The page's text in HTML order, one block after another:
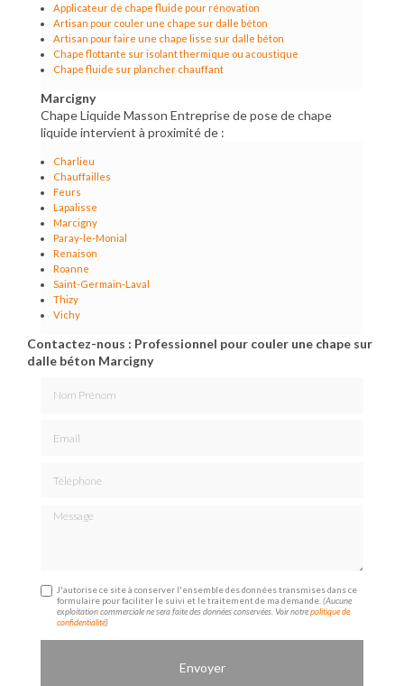
Applicateur de chape fluide pour rénovation
Artisan pour couler une chape sur dalle béton
Artisan pour faire une chape lisse sur dalle béton
Chape flottante sur isolant thermique ou acoustique
Chape fluide sur plancher chauffant
Marcigny
Chape Liquide Masson Entreprise de pose de chape
liquide intervient à proximité de :
Charlieu
Chauffailles
Feurs
Lapalisse
Marcigny
Paray-le-Monial
Renaison
Roanne
Saint-Germain-Laval
Thizy
Vichy
Contactez-nous : Professionnel pour couler une chape sur
dalle béton Marcigny
Message
J'autorise ce site à conserver l'ensemble des données transmises dans ce
formulaire pour faciliter le suivi et le traitement de ma demande.(Aucune
exploitation commerciale ne sera faite des données conservées. Voir notrepolitique de
confidentialité)